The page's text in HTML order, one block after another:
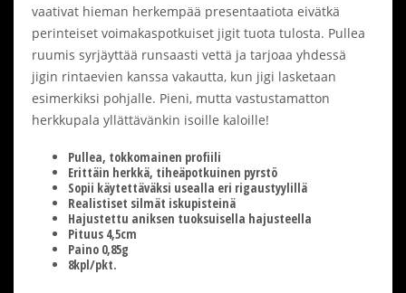
vaativat hieman herkempää presentaatiota eivätkä
perinteiset voimakaspotkuiset jigit tuota tulosta. Pullea
ruumis syrjäyttää runsaasti vettä ja tarjoaa yhdessä
jigin rintaevien kanssa vakautta, kun jigi lasketaan
esimerkiksi pohjalle. Pieni, mutta vastustamatton
herkkupala yllättävänkin isoille kaloille!
Pullea, tokkomainen profiili
Erittäin herkkä, tiheäpotkuinen pyrstö
Sopii käytettäväksi usealla eri rigaustyylillä
Realistiset silmät iskupisteinä
Hajustettu aniksen tuoksuisella hajusteella
Pituus 4,5cm
Paino 0,85g
8kpl/pkt.